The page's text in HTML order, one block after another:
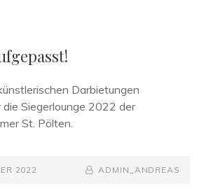
Darbietungen
Siegerlounge 2022 der
St. Pölten.
2022
BY
BYLINE
ADMIN_ANDREAS